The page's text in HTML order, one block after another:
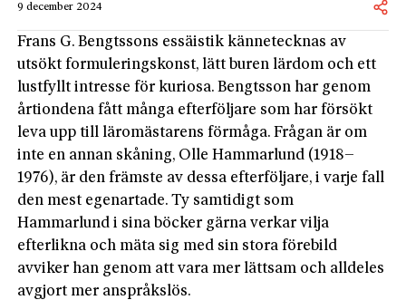
9 december 2024
Frans G. Bengtssons essäistik kännetecknas av
utsökt formuleringskonst, lätt buren lärdom och ett
lustfyllt intresse för kuriosa. Bengtsson har genom
årtiondena fått många efterföljare som har försökt
leva upp till läromästarens förmåga. Frågan är om
inte en annan skåning, Olle Hammarlund (1918–
1976), är den främste av dessa efterföljare, i varje fall
den mest egenartade. Ty samtidigt som
Hammarlund i sina böcker gärna verkar vilja
efterlikna och mäta sig med sin stora förebild
avviker han genom att vara mer lättsam och alldeles
avgjort mer anspråkslös.